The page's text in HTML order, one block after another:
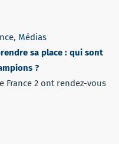
, Médias
sa place : qui sont
?
France 2 ont rendez-vous